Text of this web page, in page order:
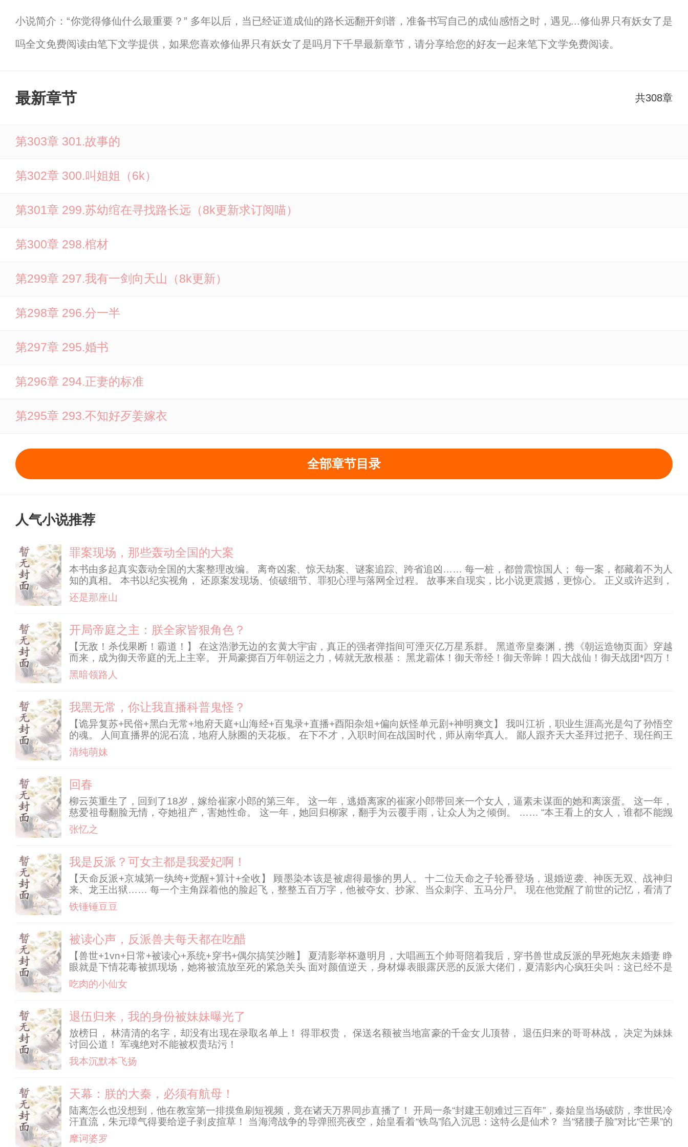
小说简介：“你觉得修仙什么最重要？” 多年以后，当已经证道成仙的路长远翻开剑谱，准备书写自己的成仙感悟之时，遇见...修仙界只有妖女了是
吗全文免费阅读由笔下文学提供，如果您喜欢修仙界只有妖女了是吗月下千早最新章节，请分享给您的好友一起来笔下文学免费阅读。
最新章节 共308章
第303章 301.故事的
第302章 300.叫姐姐（6k）
第301章 299.苏幼绾在寻找路长远（8k更新求订阅喵）
第300章 298.棺材
第299章 297.我有一剑向天山（8k更新）
第298章 296.分一半
第297章 295.婚书
第296章 294.正妻的标准
第295章 293.不知好歹姜嫁衣
全部章节目录
人气小说推荐
罪案现场，那些轰动全国的大案
本书由多起真实轰动全国的大案整理改编。 离奇凶案、惊天劫案、谜案追踪、跨省追凶…… 每一桩，都曾震惊国人； 每一案，都藏着不为人
知的真相。 本书以纪实视角， 还原案发现场、侦破细节、罪犯心理与落网全过程。 故事来自现实，比小说更震撼，更惊心。 正义或许迟到，
但永远不会缺席。
还是那座山
开局帝庭之主：朕全家皆狠角色？
【无敌！杀伐果断！霸道！】 在这浩渺无边的玄黄大宇宙，真正的强者弹指间可湮灭亿万星系群。 黑道帝皇秦渊，携《朝运造物页面》穿越
而来，成为御天帝庭的无上主宰。 开局豪掷百万年朝运之力，铸就无敌根基： 黑龙霸体！御天帝经！御天帝眸！四大战仙！御天战团*四万！
极道帝丹！护朝仙兽——麒麟！太渊帝剑！ 然而，朝运造物页面赫然揭示他身边至亲的真面目： 长姐秦沈月（皇极星域帝后转世）：借妖后
掌权之名，意图清君侧
黑暗领路人
我黑无常，你让我直播科普鬼怪？
【诡异复苏+民俗+黑白无常+地府天庭+山海经+百鬼录+直播+酉阳杂俎+偏向妖怪单元剧+神明爽文】 我叫江祈，职业生涯高光是勾了孙悟空
的魂。 人间直播界的泥石流，地府人脉圈的天花板。 在下不才，入职时间在战国时代，师从南华真人。 鄙人跟齐天大圣拜过把子、现任阎王
是我义妹、我大哥是真武大帝、我兄弟是神兽獬豸、八仙与我是竹林之交、财神赵公明是我债主。 沉香撕了生死簿，是二郎真君请我打的掩
护，哪吒与我是莫
清纯萌妹
回春
柳云英重生了，回到了18岁，嫁给崔家小郎的第三年。 这一年，逃婚离家的崔家小郎带回来一个女人，逼素未谋面的她和离滚蛋。 这一年，
慈爱祖母翻脸无情，夺她祖产，害她性命。 这一年，她回归柳家，翻手为云覆手雨，让众人为之倾倒。 …… “本王看上的女人，谁都不能觊
觎！” 一路走来，一直若即若离的男人原来爱她至深。
张忆之
我是反派？可女主都是我爱妃啊！
【天命反派+京城第一纨绔+觉醒+算计+全收】 顾墨染本该是被虐得最惨的男人。 十二位天命之子轮番登场，退婚逆袭、神医无双、战神归
来、龙王出狱…… 每一个主角踩着他的脸起飞，整整五百万字，他被夺女、抄家、当众刺字、五马分尸。 现在他觉醒了前世的记忆，看清了
真相： 天命之子的气运，全靠女人？！ …… 纨绔是他的面具，算计是他的筋骨。 他跪在父皇面前求赐婚，一口气要了六道圣旨： 丞相嫡
女、太医院千金、北
铁锤锤豆豆
被读心声，反派兽夫每天都在吃醋
【兽世+1vn+日常+被读心+系统+穿书+偶尔搞笑沙雕】 夏清影举杯邀明月，大唱画五个帅哥陪着我后，穿书兽世成反派的早死炮灰未婚妻 睁
眼就是下情花毒被抓现场，她将被流放至死的紧急关头 面对颜值逆天，身材爆表眼露厌恶的反派大佬们，夏清影内心疯狂尖叫：这已经不是
帅不帅的事了，这是要小命的事！ 冷酷银狼夜肆冷眼看她：你这个恶雌，使这种卑劣手段，找死 其他几个反派看她也像看死人 她求生欲极
强，表面诚恳：都
吃肉的小仙女
退伍归来，我的身份被妹妹曝光了
放榜日， 林清清的名字，却没有出现在录取名单上！ 得罪权贵， 保送名额被当地富豪的千金女儿顶替， 退伍归来的哥哥林战， 决定为妹妹
讨回公道！ 军魂绝对不能被权贵玷污！
我本沉默本飞扬
天幕：朕的大秦，必须有航母！
陆离怎么也没想到，他在教室第一排摸鱼刷短视频，竟在诸天万界同步直播了！ 开局一条“封建王朝难过三百年”，秦始皇当场破防，李世民冷
汗直流，朱元璋气得要给逆子剥皮揎草！ 当海湾战争的导弹照亮夜空，始皇看着“铁鸟”陷入沉思：这特么是仙术？ 当“猪腰子脸”对比“芒果”的
视频刷出，老朱提着枣木大棍，全城追杀朱棣：你真是咱的好大儿！ 当陆离随手点开“黄河清，圣人出”，万朝帝王集体失声，跪求治世神技！
陆离：我
摩诃婆罗